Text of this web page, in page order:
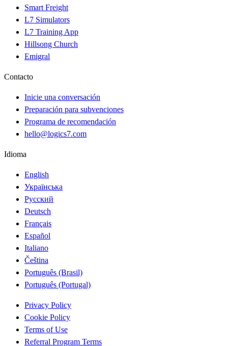
Smart Freight
L7 Simulators
L7 Training App
Hillsong Church
Emigral
Contacto
Inicie una conversación
Preparación para subvenciones
Programa de recomendación
hello@logics7.com
Idioma
English
Українська
Русский
Deutsch
Français
Español
Italiano
Čeština
Português (Brasil)
Português (Portugal)
Privacy Policy
Cookie Policy
Terms of Use
Referral Program Terms